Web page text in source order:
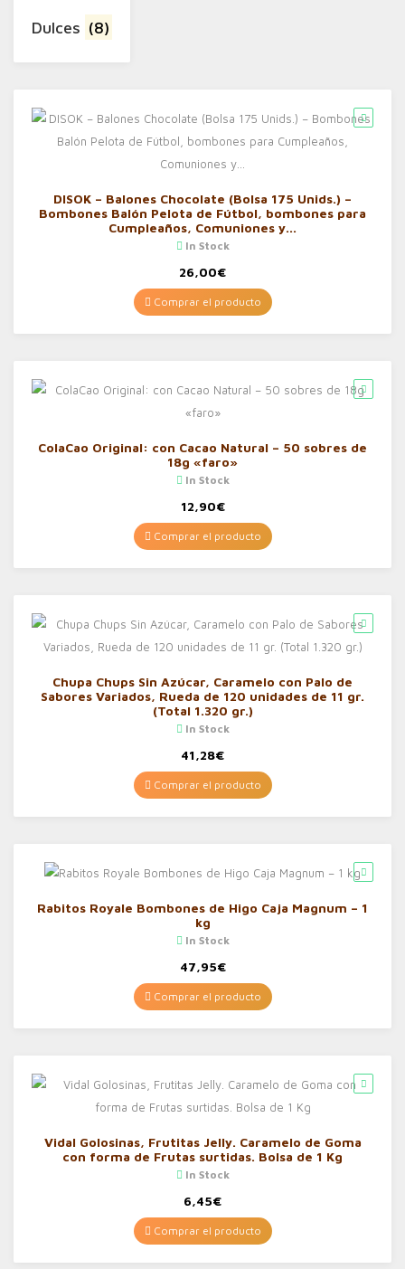
Dulces (8)
DISOK – Balones Chocolate (Bolsa 175 Unids.) –
Bombones Balón Pelota de Fútbol, bombones para
Cumpleaños, Comuniones y…
In Stock
26,00€
Comprar el producto
ColaCao Original: con Cacao Natural – 50 sobres de
18g «faro»
In Stock
12,90€
Comprar el producto
Chupa Chups Sin Azúcar, Caramelo con Palo de
Sabores Variados, Rueda de 120 unidades de 11 gr.
(Total 1.320 gr.)
In Stock
41,28€
Comprar el producto
Rabitos Royale Bombones de Higo Caja Magnum – 1
kg
In Stock
47,95€
Comprar el producto
Vidal Golosinas, Frutitas Jelly. Caramelo de Goma
con forma de Frutas surtidas. Bolsa de 1 Kg
In Stock
6,45€
Comprar el producto